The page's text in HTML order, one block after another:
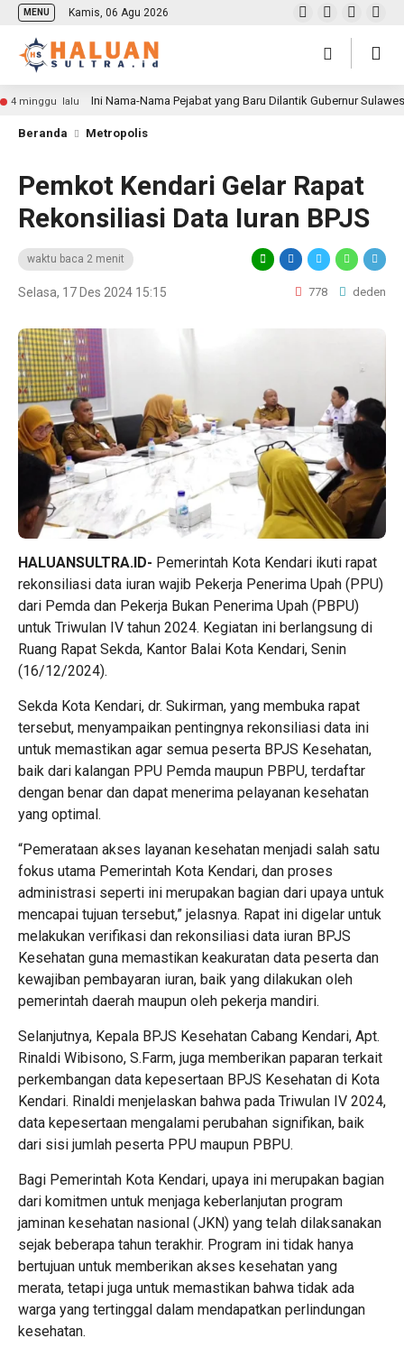
MENU Kamis, 06 Agu 2026
4 minggu lalu Ini Nama-Nama Pejabat yang Baru Dilantik Gubernur
Beranda Metropolis
Pemkot Kendari Gelar Rapat
Rekonsiliasi Data Iuran BPJS
waktu baca 2 menit
Selasa, 17 Des 2024 15:15 778 deden
HALUANSULTRA.ID- Pemerintah Kota Kendari ikuti rapat
rekonsiliasi data iuran wajib Pekerja Penerima Upah (PPU)
dari Pemda dan Pekerja Bukan Penerima Upah (PBPU)
untuk Triwulan IV tahun 2024. Kegiatan ini berlangsung di
Ruang Rapat Sekda, Kantor Balai Kota Kendari, Senin
(16/12/2024).
Sekda Kota Kendari, dr. Sukirman, yang membuka rapat
tersebut, menyampaikan pentingnya rekonsiliasi data ini
untuk memastikan agar semua peserta BPJS Kesehatan,
baik dari kalangan PPU Pemda maupun PBPU, terdaftar
dengan benar dan dapat menerima pelayanan kesehatan
yang optimal.
“Pemerataan akses layanan kesehatan menjadi salah satu
fokus utama Pemerintah Kota Kendari, dan proses
administrasi seperti ini merupakan bagian dari upaya untuk
mencapai tujuan tersebut,” jelasnya. Rapat ini digelar untuk
melakukan verifikasi dan rekonsiliasi data iuran BPJS
Kesehatan guna memastikan keakuratan data peserta dan
kewajiban pembayaran iuran, baik yang dilakukan oleh
pemerintah daerah maupun oleh pekerja mandiri.
Selanjutnya, Kepala BPJS Kesehatan Cabang Kendari, Apt.
Rinaldi Wibisono, S.Farm, juga memberikan paparan terkait
perkembangan data kepesertaan BPJS Kesehatan di Kota
Kendari. Rinaldi menjelaskan bahwa pada Triwulan IV 2024,
data kepesertaan mengalami perubahan signifikan, baik
dari sisi jumlah peserta PPU maupun PBPU.
Bagi Pemerintah Kota Kendari, upaya ini merupakan bagian
dari komitmen untuk menjaga keberlanjutan program
jaminan kesehatan nasional (JKN) yang telah dilaksanakan
sejak beberapa tahun terakhir. Program ini tidak hanya
bertujuan untuk memberikan akses kesehatan yang
merata, tetapi juga untuk memastikan bahwa tidak ada
warga yang tertinggal dalam mendapatkan perlindungan
kesehatan.